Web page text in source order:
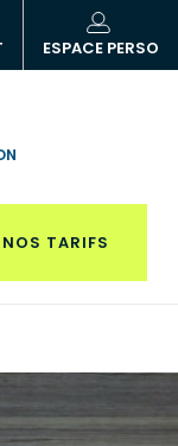
ESPACE PERSO
TARIFS